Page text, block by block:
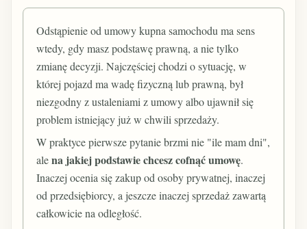
Odstąpienie od umowy kupna samochodu ma sens
wtedy, gdy masz podstawę prawną, a nie tylko
zmianę decyzji. Najczęściej chodzi o sytuację, w
której pojazd ma wadę fizyczną lub prawną, był
niezgodny z ustaleniami z umowy albo ujawnił się
problem istniejący już w chwili sprzedaży.
W praktyce pierwsze pytanie brzmi nie "ile mam dni",
alena jakiej podstawie chcesz cofnąć umowę.
Inaczej ocenia się zakup od osoby prywatnej, inaczej
od przedsiębiorcy, a jeszcze inaczej sprzedaż zawartą
całkowicie na odległość.